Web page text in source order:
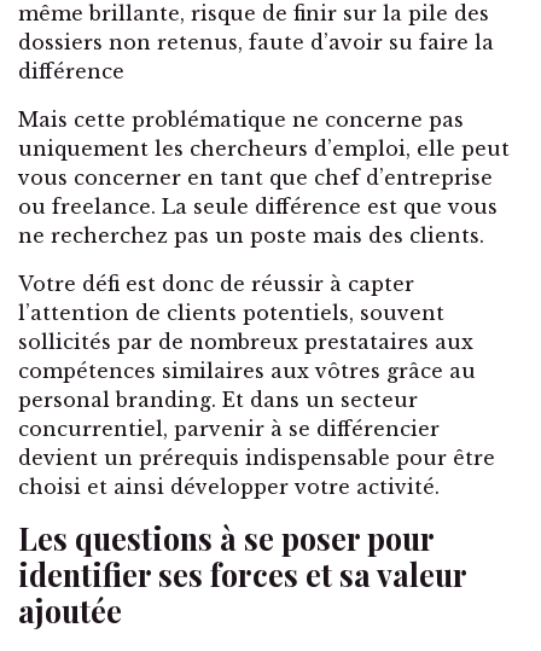
même brillante, risque de finir sur la pile des
dossiers non retenus, faute d’avoir su faire la
différence
Mais cette problématique ne concerne pas
uniquement les chercheurs d’emploi, elle peut
vous concerner en tant que chef d’entreprise
ou freelance. La seule différence est que vous
ne recherchez pas un poste mais des clients.
Votre défi est donc de réussir à capter
l’attention de clients potentiels, souvent
sollicités par de nombreux prestataires aux
compétences similaires aux vôtres grâce au
personal branding. Et dans un secteur
concurrentiel, parvenir à se différencier
devient un prérequis indispensable pour être
choisi et ainsi développer votre activité.
Les questions à se poser pour
identifier ses forces et sa valeur
ajoutée